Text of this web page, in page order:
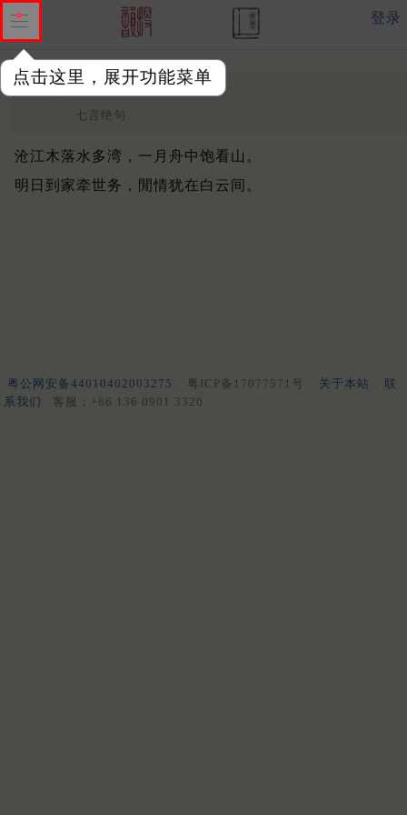
点击这里，展开功能菜单
登录
次韵青山夜泊 明 ·管讷
七言绝句
沧江木落水多湾，一月舟中饱看山。
明日到家牵世务，閒情犹在白云间。
粤公网安备44010402003275 粤ICP备17077571号 关于本站
联
系我们
客服：+86 136 0901 3320